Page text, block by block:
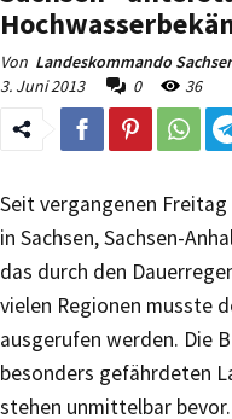
Von Landeskommando
3. Juni 2013
0 36
Seit vergangenen
in Sachsen, Sachsen-
das durch den
vielen Regionen musste
ausgerufen werden. Die
besonders gefährdeten
stehen unmittelbar bevor.